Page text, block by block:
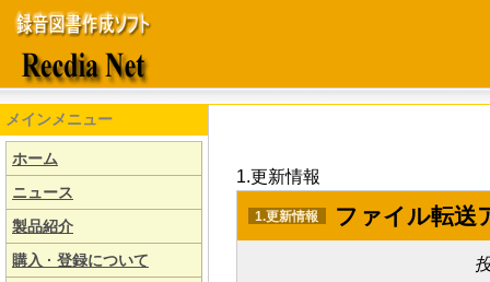
メインメニュー
ホーム
ニュース
製品紹介
購入 · 登録について
1.更新情報
1.更新情報 ファイル転送